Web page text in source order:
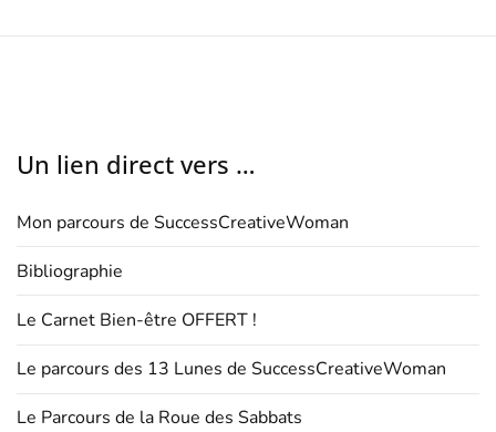
Un lien direct vers …
Mon parcours de SuccessCreativeWoman
Bibliographie
Le Carnet Bien-être OFFERT !
Le parcours des 13 Lunes de SuccessCreativeWoman
Le Parcours de la Roue des Sabbats